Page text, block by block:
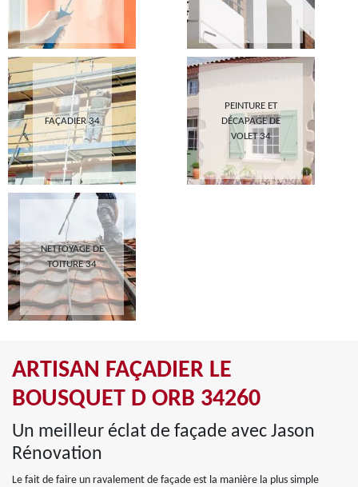
FAÇADIER 34
PEINTURE ET
DÉCAPAGE DE
VOLET 34
NETTOYAGE DE
TOITURE 34
ARTISAN FAÇADIER LE
BOUSQUET D ORB 34260
Un meilleur éclat de façade avec Jason
Rénovation
Le fait de faire un ravalement de façade est la manière la plus simple